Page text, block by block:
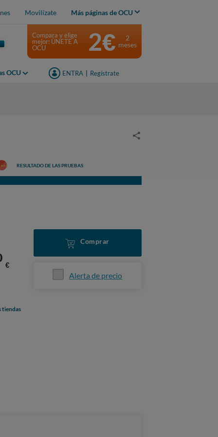
Movilízate Más páginas de OCU
OCU ENTRA Regístrate
Compara y elige
mejor: ÚNETE A
OCU
2€
2
meses
RESULTADO DE LAS PRUEBAS
€
Comprar
Alerta de precio
tiendas